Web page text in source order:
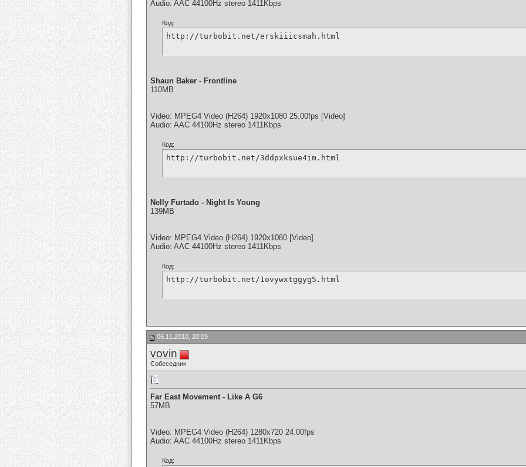
Audio: AAC 44100Hz stereo 1411Kbps
Код:
http://turbobit.net/erskiiicsmah.html
Shaun Baker - Frontline
110MB
Video: MPEG4 Video (H264) 1920x1080 25.00fps [Video]
Audio: AAC 44100Hz stereo 1411Kbps
Код:
http://turbobit.net/3ddpxksue4im.html
Nelly Furtado - Night Is Young
139MB
Video: MPEG4 Video (H264) 1920x1080 [Video]
Audio: AAC 44100Hz stereo 1411Kbps
Код:
http://turbobit.net/1ovywxtggyg5.html
06.11.2010, 20:09
vovin
Собеседник
Far East Movement - Like A G6
57MB
Video: MPEG4 Video (H264) 1280x720 24.00fps
Audio: AAC 44100Hz stereo 1411Kbps
Код: